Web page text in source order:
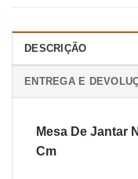
DESCRIÇÃO
ENTREGA E
Mesa De Jantar
Cm